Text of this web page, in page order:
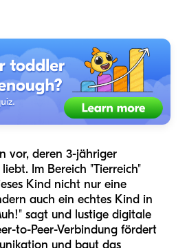
vor, deren 3-jähriger
Im Bereich "Tierreich"
Kind nicht nur eine
auch ein echtes Kind in
sagt und lustige digitale
to-Peer-Verbindung fördert
und baut das